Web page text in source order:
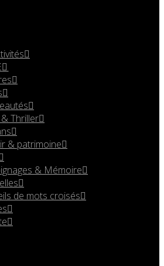
Thriller
& patrimoine
& Mémoire
de mots croisés